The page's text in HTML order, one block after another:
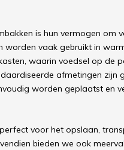
is hun vermogen om
worden vaak gebruikt in
waarin voedsel op de
afmetingen zijn
worden geplaatst en
voor het opslaan,
bieden we ook